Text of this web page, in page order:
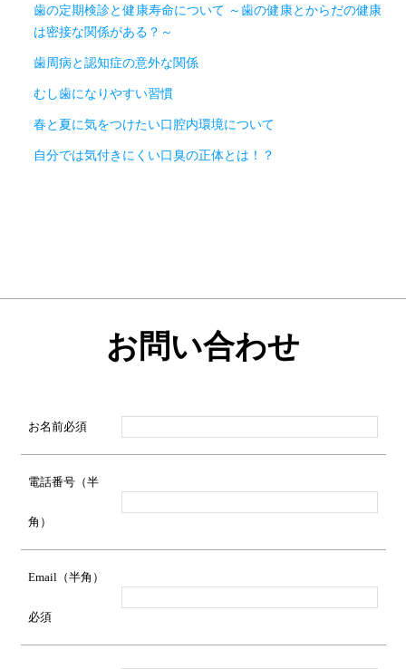
歯の定期検診と健康寿命について ～歯の健康とからだの健康
は密接な関係がある？～
歯周病と認知症の意外な関係
むし歯になりやすい習慣
春と夏に気をつけたい口腔内環境について
自分では気付きにくい口臭の正体とは！？
お問い合わせ
お名前必須
電話番号（半
角）
Email（半角）
必須